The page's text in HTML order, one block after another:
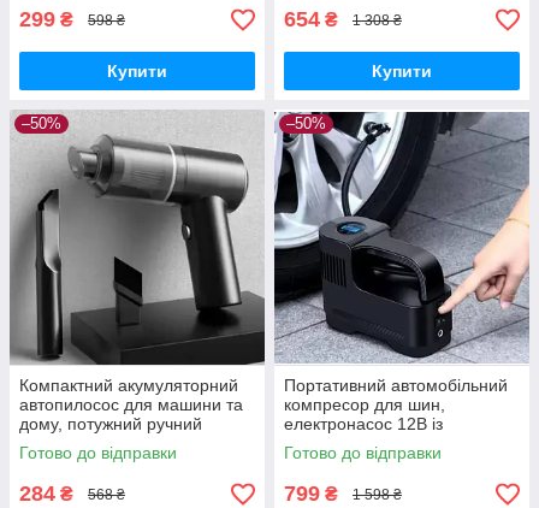
299 ₴ 598 ₴
Купити
654 ₴ 1 308 ₴
Купити
–50%
Компактний акумуляторний
автопилосос для машини та
дому, потужний ручний
пилосос з насадками та
фільтром для прибирання
Готово до відправки
284 ₴ 568 ₴
–50%
Портативний автомобільний
компресор для шин,
електронасос 12В із
манометром, насос для
підкачування коліс,
автонасос для авто
Готово до відправки
799 ₴ 1 598 ₴